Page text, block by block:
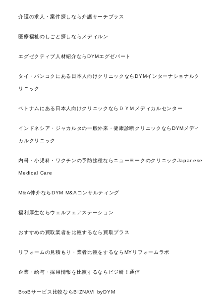
介護の求人・案件探しなら介護サーチプラス
医療福祉のしごと探しならメディルン
エグゼクティブ人材紹介ならDYMエグゼパート
タイ・バンコクにある日本人向けクリニックならDYMインターナショナルク
リニック
ベトナムにある日本人向けクリニックならＤＹＭメディカルセンター
インドネシア・ジャカルタの一般外来・健康診断クリニックならDYMメディ
カルクリニック
内科・小児科・ワクチンの予防接種ならニューヨークのクリニックJapanese
Medical Care
M&A仲介ならDYM M&Aコンサルティング
福利厚生ならウェルフェアステーション
おすすめの買取業者を比較するなら買取プラス
リフォームの見積もり・業者比較をするならMYリフォームラボ
企業・給与・採用情報を比較するならビジ研！通信
BtoBサービス比較ならBIZNAVI byDYM